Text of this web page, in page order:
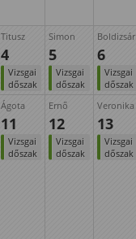
Titusz
4
Vizsgai
dőszak
Simon
5
Vizsgai
dőszak
Boldizsár
6
Vizsgai
dőszak
Ágota
11
Vizsgai
dőszak
Ernő
12
Vizsgai
dőszak
Veronika
13
Vizsgai
dőszak